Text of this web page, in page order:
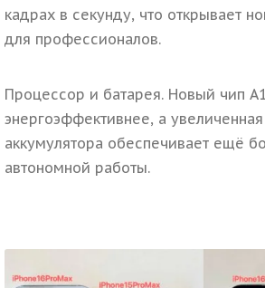
кадрах в секунду, что открывает
для профессионалов.
Процессор и батарея. Новый чип
энергоэффективнее, а
аккумулятора обеспечивает ещё
автономной работы.